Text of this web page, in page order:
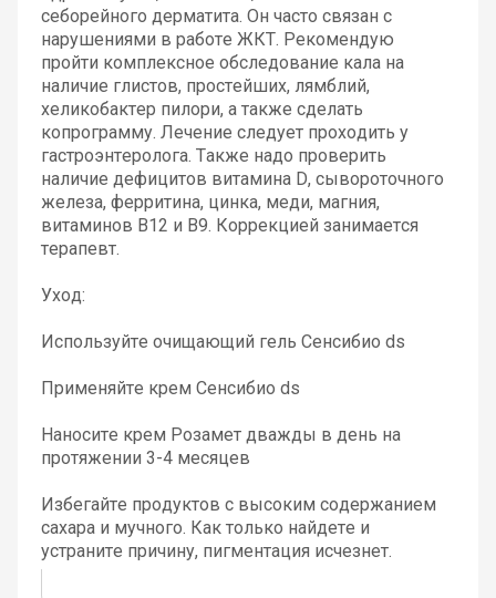
себорейного дерматита. Он часто связан с
нарушениями в работе ЖКТ. Рекомендую
пройти комплексное обследование кала на
наличие глистов, простейших, лямблий,
хеликобактер пилори, а также сделать
копрограмму. Лечение следует проходить у
гастроэнтеролога. Также надо проверить
наличие дефицитов витамина D, сывороточного
железа, ферритина, цинка, меди, магния,
витаминов B12 и B9. Коррекцией занимается
терапевт.
Уход:
Используйте очищающий гель Сенсибио ds
Применяйте крем Сенсибио ds
Наносите крем Розамет дважды в день на
протяжении 3-4 месяцев
Избегайте продуктов с высоким содержанием
сахара и мучного. Как только найдете и
устраните причину, пигментация исчезнет.